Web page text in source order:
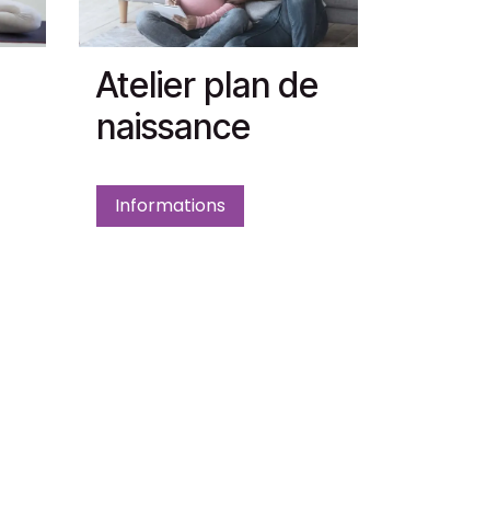
Atelier plan de
naissance
Informations